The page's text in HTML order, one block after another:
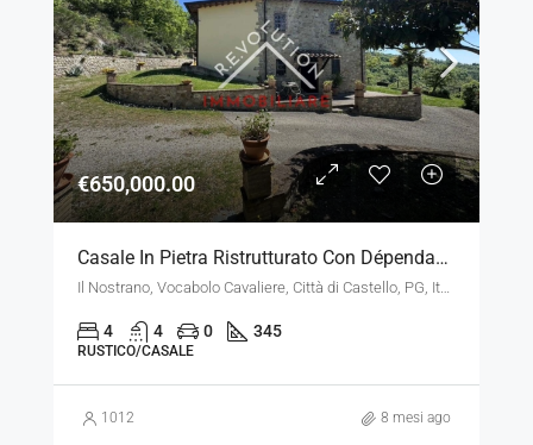
€650,000.00
Casale In Pietra Ristrutturato Con Dépendance
Il Nostrano, Vocabolo Cavaliere, Città di Castello, PG, Italia
4 4 0 345
RUSTICO/CASALE
1012 8 mesi ago